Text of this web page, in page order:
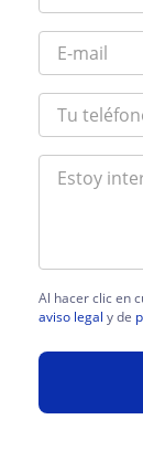
Al hacer clic en
aviso legal y de